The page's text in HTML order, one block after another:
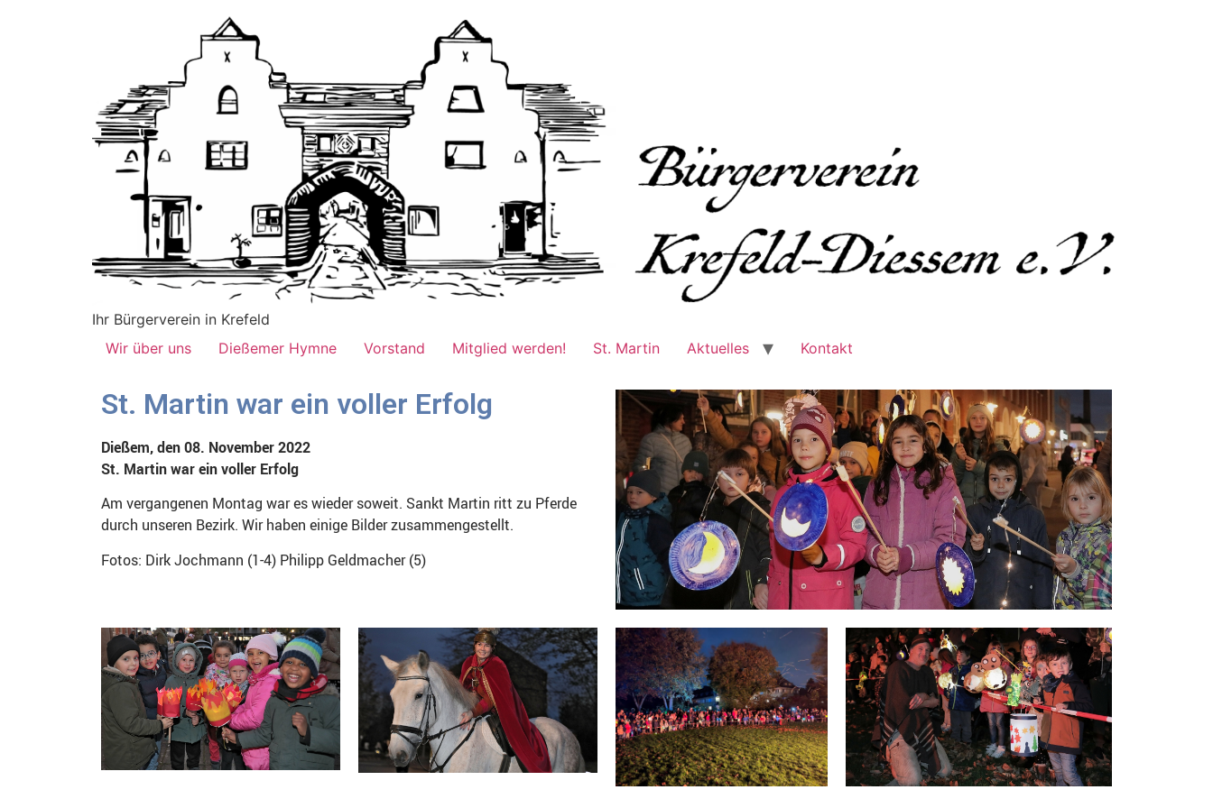
Ihr Bürgerverein in Krefeld
Wir über uns
Dießemer Hymne Vorstand Mitglied werden! St. Martin Aktuelles Kontakt
St. Martin war ein voller Erfolg
Dießem, den 08. November 2022
St. Martin war ein voller Erfolg
Am vergangenen Montag war es wieder soweit. Sankt Martin ritt zu Pferde
durch unseren Bezirk. Wir haben einige Bilder zusammengestellt.
Fotos: Dirk Jochmann (1-4) Philipp Geldmacher (5)